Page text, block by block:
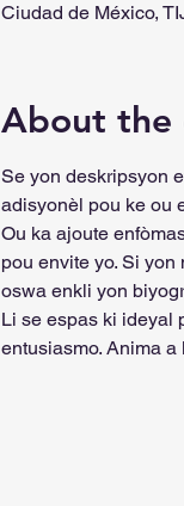
Ciudad de México,
About the
Se yon deskripsyon
adisyonèl pou ke ou
Ou ka ajoute
pou envite yo. Si
oswa enkli yon
Li se espas ki ideyal
entusiasmo. Anima